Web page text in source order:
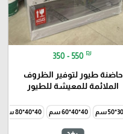
350 - 550 ₪
حاضنة طيور لتوفير الظروف
الملائمة للمعيشة للطيور
40*40*60 سم 40*40*80 سم